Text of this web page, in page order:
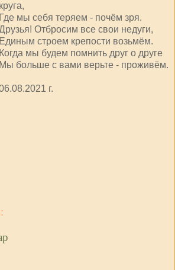
круга,
Где мы себя теряем - почём зря.
Отбросим все свои недуги,
Единым строем крепости возьмём.
Когда мы будем помнить друг о друге
Мы больше с вами верьте - проживём.
г.